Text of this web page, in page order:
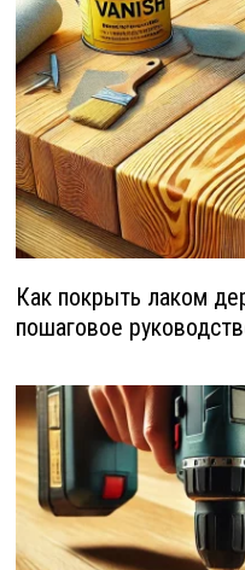
Как покрыть лаком
пошаговое